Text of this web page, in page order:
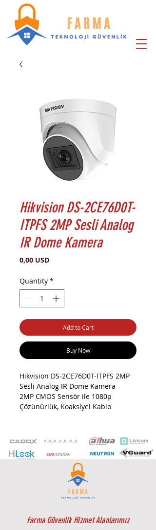
Hikvision DS-2CE76D0T-
ITPFS 2MP Sesli Analog
IR Dome Kamera
0,00 USDPrice
Quantity *
Add to Cart
Buy Now
Hikvision DS-2CE76D0T-ITPFS 2MP
Sesli Analog IR Dome Kamera
2MP CMOS Sensör ile 1080p
Çözünürlük, Koaksiyel Kablo
HD çıkış, Smart IR ile 20 Mt. Gece
Görüş Mesafesi, 12V DC, TVI / AHD /
CVI / CVBS desteği.
Farma Güvenlik Hizmet Alanlarımız